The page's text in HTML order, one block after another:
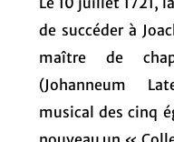
de succéder à
maître de
(Johanneum
musical des cinq